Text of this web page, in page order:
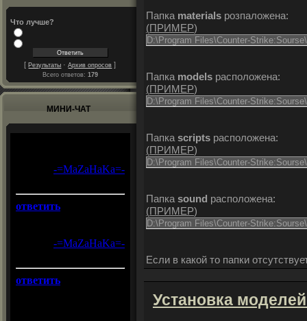
Что лучше?
[Результаты ·Архив опросов ]
Всего ответов: 179
МИНИ-ЧАТ
Папка materials розпаложена:
(ПРИМЕР)
D:\Program Files\Counter-
Папка models расположена:
(ПРИМЕР)
D:\Program Files\Counter-
Папка scripts расположена:
(ПРИМЕР)
D:\Program Files\Counter-
Папка sound расположена:
(ПРИМЕР)
D:\Program Files\Counter-
Если в какой то папки
Установка